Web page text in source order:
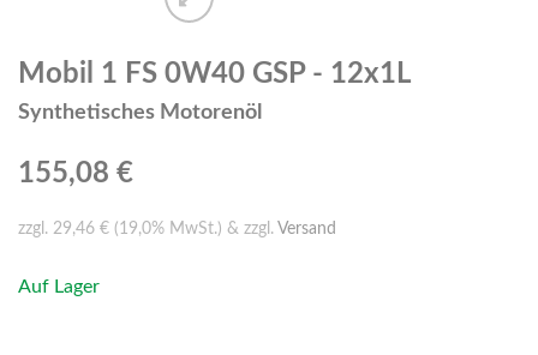
Mobil 1 FS 0W40 GSP - 12x1L
Synthetisches Motorenöl
155,08 €
zzgl. 29,46 € (19,0% MwSt.) & zzgl. Versand
Auf Lager